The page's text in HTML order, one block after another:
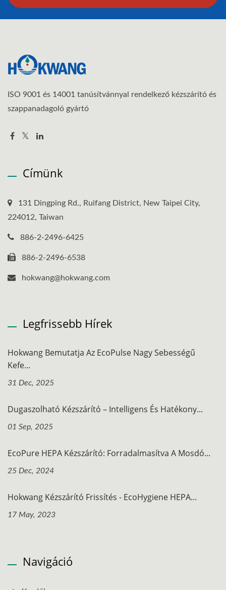
ISO 9001 és 14001 tanúsítvánnyal rendelkező kézszárító és
szappanadagoló gyártó
Címünk
131 Dingping Rd., Ruifang District, New Taipei City,
224012, Taiwan
886-2-2496-6425
886-2-2496-6538
hokwang@hokwang.com
Legfrissebb Hírek
Hokwang Bemutatja Az EcoPulse Nagy Sebességű
Kefe...
31 Dec, 2025
Dugaszolható Kézszárító – Intelligens És Hatékony...
01 Sep, 2025
EcoPure HEPA Kézszárító: Forradalmasítva A Mosdó...
25 Dec, 2024
Hokwang Kézszárító Frissítés - EcoHygiene HEPA...
17 May, 2023
Navigáció